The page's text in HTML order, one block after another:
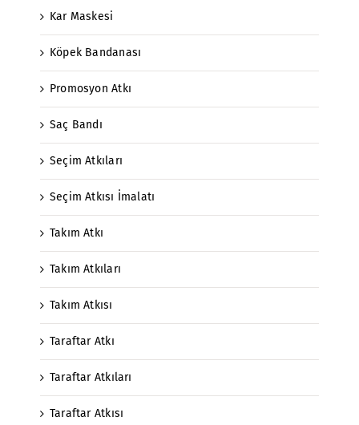
Kar Maskesi
Köpek Bandanası
Promosyon Atkı
Saç Bandı
Seçim Atkıları
Seçim Atkısı İmalatı
Takım Atkı
Takım Atkıları
Takım Atkısı
Taraftar Atkı
Taraftar Atkıları
Taraftar Atkısı